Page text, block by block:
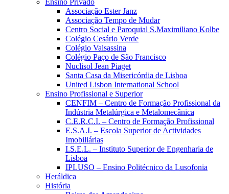
Ensino Privado
Associação Ester Janz
Associação Tempo de Mudar
Centro Social e Paroquial S.Maximiliano Kolbe
Colégio Cesário Verde
Colégio Valsassina
Colégio Paço de São Francisco
Nuclisol Jean Piaget
Santa Casa da Misericórdia de Lisboa
United Lisbon International School
Ensino Profissional e Superior
CENFIM – Centro de Formação Profissional da
Indústria Metalúrgica e Metalomecânica
C.E.R.C.I. – Centro de Formação Profissional
E.S.A.I. – Escola Superior de Actividades
Imobiliárias
I.S.E.L. – Instituto Superior de Engenharia de
Lisboa
IPLUSO – Ensino Politécnico da Lusofonia
Heráldica
História